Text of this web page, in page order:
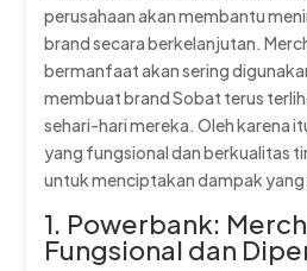
perusahaan akan membantu
brand secara berkelanjutan.
bermanfaat akan sering
membuat brand Sobat terus
sehari-hari mereka. Oleh karena
yang fungsional dan berkualitas
untuk menciptakan dampak
1. Powerbank:
Fungsional dan